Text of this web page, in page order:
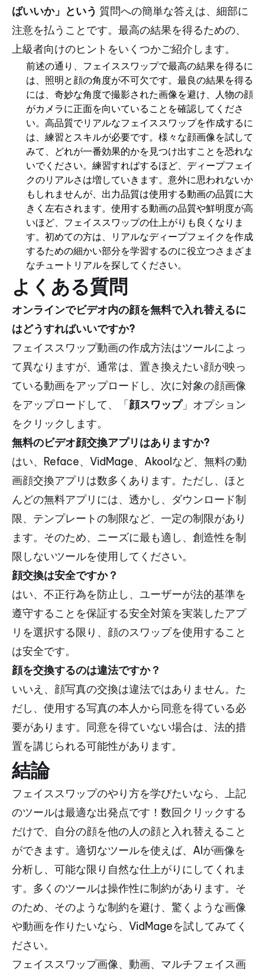
ばいいか」という 質問への簡単な答えは、細部に
注意を払うことです。最高の結果を得るための、
上級者向けのヒントをいくつかご紹介します。
前述の通り、フェイススワップで最高の結果を得るに
は、照明と顔の角度が不可欠です。最良の結果を得る
には、奇妙な角度で撮影された画像を避け、人物の顔
がカメラに正面を向いていることを確認してくださ
い。高品質でリアルなフェイススワップを作成するに
は、練習とスキルが必要です。様々な顔画像を試して
みて、どれが一番効果的かを見つけ出すことを恐れな
いでください。練習すればするほど、ディープフェイ
クのリアルさは増していきます。意外に思われないか
もしれませんが、出力品質は使用する動画の品質に大
きく左右されます。使用する動画の品質や鮮明度が高
いほど、フェイススワップの仕上がりも良くなりま
す。初めての方は、リアルなディープフェイクを作成
するための細かい部分を学習するのに役立つさまざま
なチュートリアルを探してください。
よくある質問
オンラインでビデオ内の顔を無料で入れ替えるに
はどうすればいいですか?
フェイススワップ動画の作成方法はツールによっ
て異なりますが、通常は、置き換えたい顔が映っ
ている動画をアップロードし、次に対象の顔画像
をアップロードして、「顔スワップ」オプション
をクリックします。
無料のビデオ顔交換アプリはありますか?
はい、Reface、VidMage、Akoolなど、無料の動
画顔交換アプリは数多くあります。ただし、ほと
んどの無料アプリには、透かし、ダウンロード制
限、テンプレートの制限など、一定の制限があり
ます。そのため、ニーズに最も適し、創造性を制
限しないツールを使用してください。
顔交換は安全ですか？
はい、不正行為を防止し、ユーザーが法的基準を
遵守することを保証する安全対策を実装したアプ
リを選択する限り、顔のスワップを使用すること
は安全です。
顔を交換するのは違法ですか？
いいえ、顔写真の交換は違法ではありません。た
だし、使用する写真の本人から同意を得ている必
要があります。同意を得ていない場合は、法的措
置を講じられる可能性があります。
結論
フェイススワップのやり方を学びたいなら、上記
のツールは最適な出発点です！数回クリックする
だけで、自分の顔を他の人の顔と入れ替えること
ができます。適切なツールを使えば、AIが画像を
分析し、可能な限り自然な仕上がりにしてくれま
す。多くのツールは操作性に制約があります。そ
のため、そのような制約を避け、驚くような画像
や動画を作りたいなら、VidMageを試してみてく
ださい。
フェイススワップ画像、動画、マルチフェイス画